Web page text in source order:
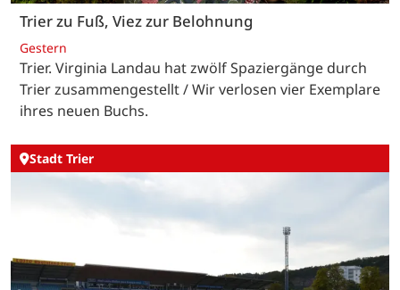
Trier zu Fuß, Viez zur Belohnung
Gestern
Trier. Virginia Landau hat zwölf Spaziergänge durch
Trier zusammengestellt / Wir verlosen vier Exemplare
ihres neuen Buchs.
Stadt Trier